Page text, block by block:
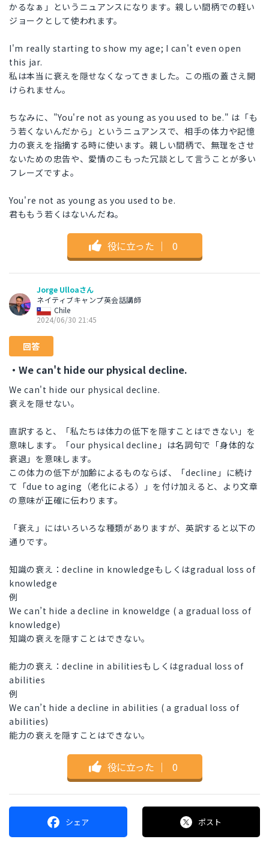
かるなぁ」というニュアンスになります。親しい間柄での軽い
ジョークとして使われます。
I'm really starting to show my age; I can't even open
this jar.
私は本当に衰えを隠せなくなってきました。この瓶の蓋さえ開
けられません。
ちなみに、"You're not as young as you used to be." は「も
う若くないんだから」というニュアンスで、相手の体力や記憶
力の衰えを指摘する時に使います。親しい間柄で、無理をさせ
ないための忠告や、愛情のこもった冗談として言うことが多い
フレーズですよ。
You're not as young as you used to be.
君ももう若くはないんだね。
役に立った ｜ 0
Jorge Ulloaさん
ネイティブキャンプ英会話講師
Chile
2024/06/30 21:45
回答
・We can't hide our physical decline.
We can't hide our physical decline.
衰えを隠せない。
直訳すると、「私たちは体力の低下を隠すことはできない」を
意味します。「our physical decline」は名詞句で「身体的な
衰退」を意味します。
この体力の低下が加齢によるものならば、「decline」に続け
て「due to aging（老化による）」を付け加えると、より文章
の意味が正確に伝わります。
「衰え」にはいろいろな種類がありますが、英訳すると以下の
通りです。
知識の衰え：decline in knowledgeもしくはgradual loss of
knowledge
例
We can’t hide a decline in knoweldge ( a gradual loss of
knowledge)
知識の衰えを隠すことはできない。
能力の衰え：decline in abilitiesもしくはgradual loss of
abilities
例
We can’t hide a decline in abilities ( a gradual loss of
abilities)
能力の衰えを隠すことはできない。
役に立った ｜ 0
シェア ポスト